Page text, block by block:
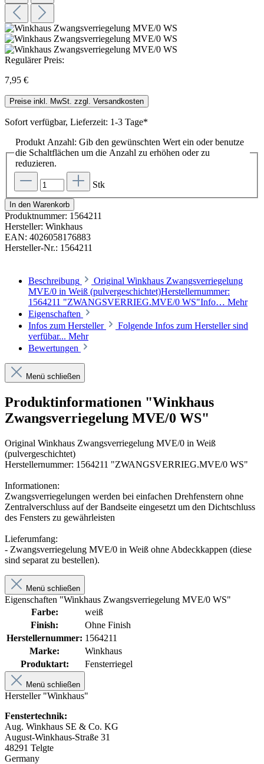
Regulärer Preis:
7,95 €
Preise inkl. MwSt. zzgl. Versandkosten
Sofort verfügbar, Lieferzeit: 1-3 Tage*
Produkt Anzahl: Gib den gewünschten Wert ein oder benutze
die Schaltflächen um die Anzahl zu erhöhen oder zu
reduzieren.
Stk
In den Warenkorb
Produktnummer: 1564211
Hersteller: Winkhaus
EAN: 4026058176883
Hersteller-Nr.: 1564211
Beschreibung
Original Winkhaus Zwangsverriegelung
MVE/0 in Weiß (pulvergeschichtet)Herstellernummer:
1564211 "ZWANGSVERRIEG.MVE/0 WS"Info… Mehr
Eigenschaften
Infos zum Hersteller
Folgende Infos zum Hersteller sind
verfübar... Mehr
Bewertungen
Menü schließen
Produktinformationen "Winkhaus
Zwangsverriegelung MVE/0 WS"
Original Winkhaus Zwangsverriegelung MVE/0 in Weiß
(pulvergeschichtet)
Herstellernummer: 1564211 "ZWANGSVERRIEG.MVE/0 WS"
Informationen:
Zwangsverriegelungen werden bei einfachen Drehfenstern ohne
Zentralverschluss auf der Bandseite eingesetzt um den Dichtschluss
des Fensters zu gewährleisten
Lieferumfang:
- Zwangsverriegelung MVE/0 in Weiß ohne Abdeckkappen (diese
sind separat zu bestellen).
Menü schließen
Eigenschaften "Winkhaus Zwangsverriegelung MVE/0 WS"
Farbe:
weiß
Finish:
Ohne Finish
Herstellernummer: 1564211
Marke:
Winkhaus
Produktart:
Fensterriegel
Menü schließen
Hersteller "Winkhaus"
Fenstertechnik:
Aug. Winkhaus SE & Co. KG
August-Winkhaus-Straße 31
48291 Telgte
Germany